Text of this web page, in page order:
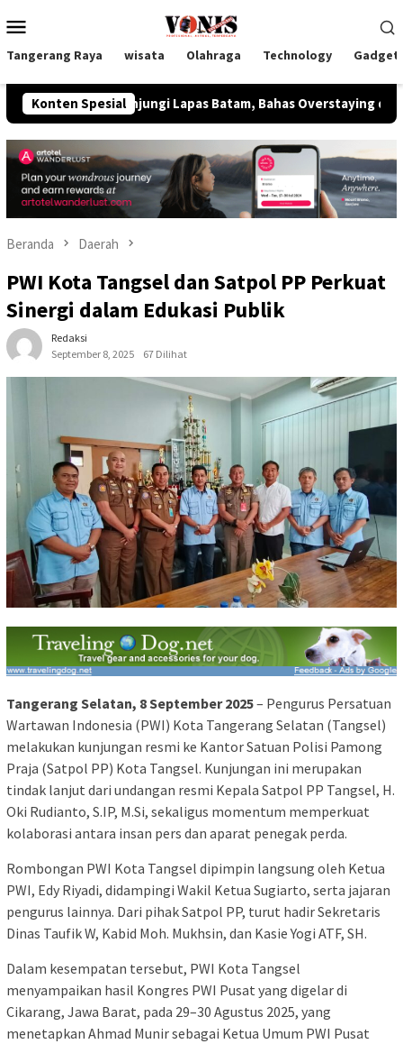
ke
Mobile
Tangerang Raya wisata Olahraga Technology
Konten Spesial
Kunjungi Lapas Batam, Bahas Overstaying dan KUHP Baru
Beranda Daerah
PWI Kota Tangsel dan Satpol PP Perkuat
Sinergi dalam Edukasi Publik
Redaksi
September 8, 2025
67 Dilihat
Tangerang Selatan, 8 September 2025– Pengurus Persatuan
Wartawan Indonesia (PWI) Kota Tangerang Selatan (Tangsel)
melakukan kunjungan resmi ke Kantor Satuan Polisi Pamong
Praja (Satpol PP) Kota Tangsel. Kunjungan ini merupakan
tindak lanjut dari undangan resmi Kepala Satpol PP Tangsel, H.
Oki Rudianto, S.IP, M.Si, sekaligus momentum memperkuat
kolaborasi antara insan pers dan aparat penegak perda.
Rombongan PWI Kota Tangsel dipimpin langsung oleh Ketua
PWI, Edy Riyadi, didampingi Wakil Ketua Sugiarto, serta jajaran
pengurus lainnya. Dari pihak Satpol PP, turut hadir Sekretaris
Dinas Taufik W, Kabid Moh. Mukhsin, dan Kasie Yogi ATF, SH.
Dalam kesempatan tersebut, PWI Kota Tangsel
menyampaikan hasil Kongres PWI Pusat yang digelar di
Cikarang, Jawa Barat, pada 29–30 Agustus 2025, yang
menetapkan Ahmad Munir sebagai Ketua Umum PWI Pusat